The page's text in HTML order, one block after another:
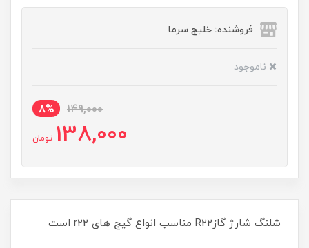
فروشنده: خلیج سرما
ناموجود
149,000
8%
138,000 تومان
شلنگ شارژ گازR22 مناسب انواع گیج های r22 است